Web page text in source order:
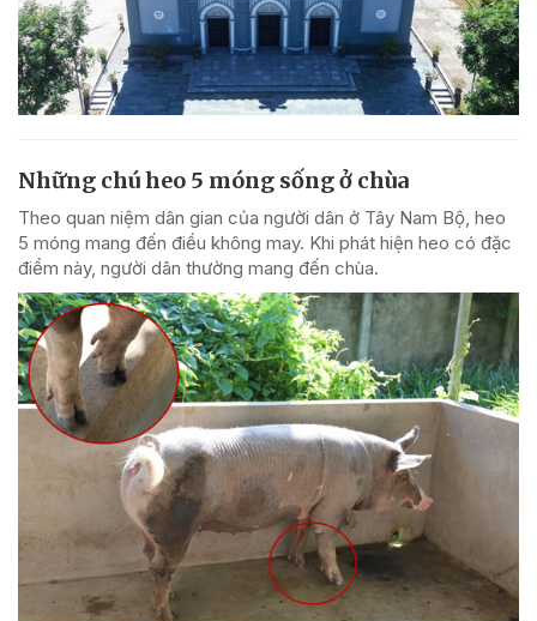
Những chú heo 5 móng sống ở chùa
Theo quan niệm dân gian của người dân ở Tây Nam Bộ, heo
5 móng mang đến điều không may. Khi phát hiện heo có đặc
điểm này, người dân thường mang đến chùa.